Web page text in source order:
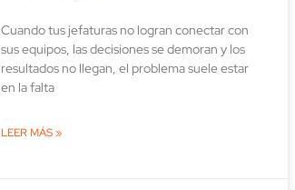
Cuando tus jefaturas no logran conectar con
sus equipos, las decisiones se demoran y los
resultados no llegan, el problema suele estar
en la falta
LEER MÁS »